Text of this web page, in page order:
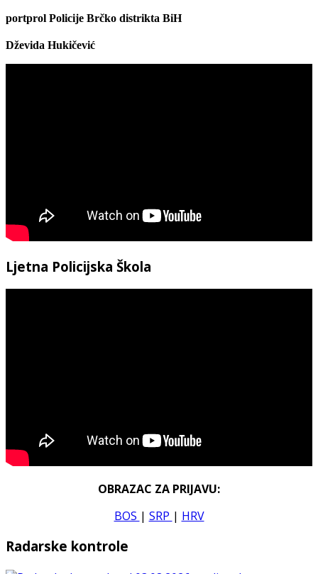
portprol Policije Brčko distrikta BiH
Dževida Hukičević
Ljetna Policijska Škola
OBRAZAC ZA PRIJAVU:
BOS | SRP | HRV
Radarske kontrole